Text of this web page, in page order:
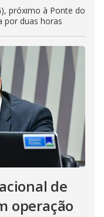
próximo à Ponte do
por duas horas
de
operação